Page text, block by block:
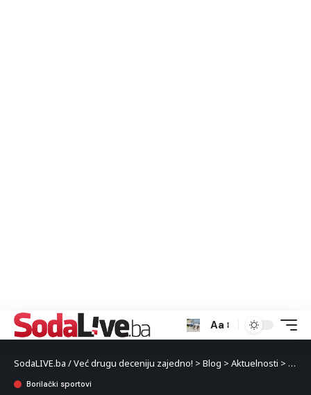
Aa
SodaLIVE.ba / Već drugu deceniju zajedno! > Blog > Aktuelnosti > Sport
Borilački sportovi